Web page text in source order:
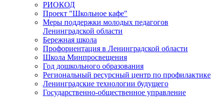
РИОКОД
Проект "Школьное кафе"
Меры поддержки молодых педагогов
Ленинградской области
Бережная школа
Профориентация в Ленинградской области
Школа Минпросвещения
Год дошкольного образования
Региональный ресурсный центр по профилактике
Ленинградские технологии будущего
Государственно-общественное управление